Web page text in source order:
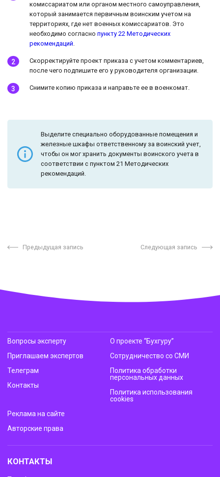
комиссариатом или органом местного самоуправления,
который занимается первичным воинским учетом на
территориях, где нет военных комиссариатов. Это
необходимо согласно пункту 22 Методических
рекомендаций.
Скорректируйте проект приказа с учетом комментариев,
после чего подпишите его у руководителя организации.
Снимите копию приказа и направьте ее в военкомат.
Выделите специально оборудованные помещения и
железные шкафы ответственному за воинский учет,
чтобы он мог хранить документы воинского учета в
соответствии с пунктом 21 Методических
рекомендаций.
Предыдущая запись Следующая запись
Вопросы эксперту
Приглашаем экспертов
Телеграм
Контакты
О проекте “Бухгуру”
Сотрудничество со СМИ
Политика обработки
персональных данных
Политика использования
cookies
Реклама на сайте
Авторские права
КОНТАКТЫ